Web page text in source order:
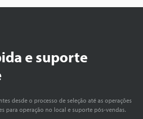
e suporte
desde o processo de seleção até as operações
para operação no local e suporte pós-vendas.